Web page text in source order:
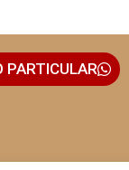
PARTICULAR